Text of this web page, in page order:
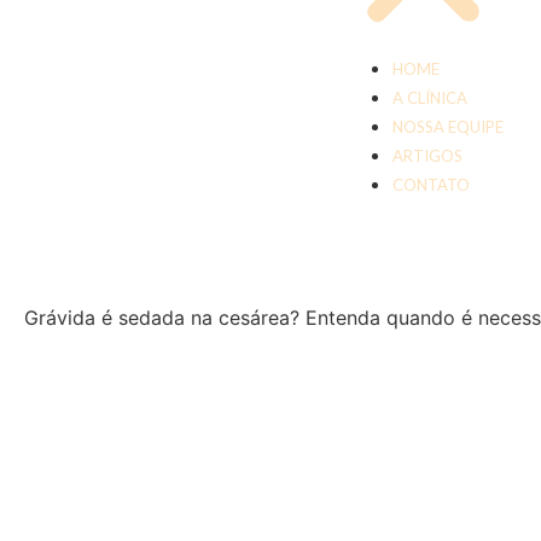
HOME
A CLÍNICA
NOSSA EQUIPE
ARTIGOS
CONTATO
Grávida é sedada na cesárea? Entenda quando é